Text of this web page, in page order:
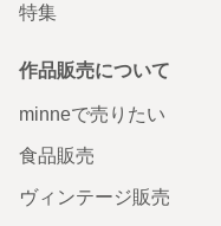
特集
作品販売について
minneで売りたい
食品販売
ヴィンテージ販売